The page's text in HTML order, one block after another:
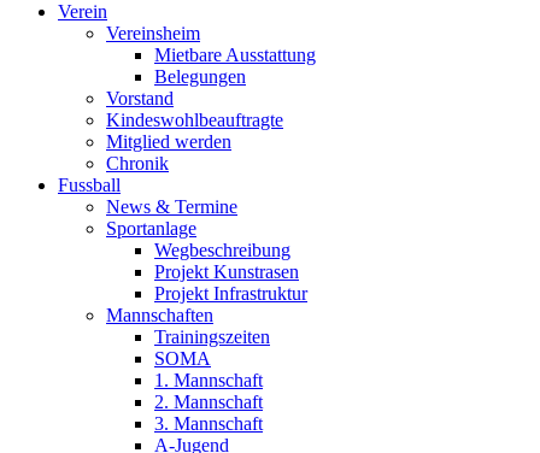
Verein
Vereinsheim
Mietbare Ausstattung
Belegungen
Vorstand
Kindeswohlbeauftragte
Mitglied werden
Chronik
Fussball
News & Termine
Sportanlage
Wegbeschreibung
Projekt Kunstrasen
Projekt Infrastruktur
Mannschaften
Trainingszeiten
SOMA
1. Mannschaft
2. Mannschaft
3. Mannschaft
A-Jugend